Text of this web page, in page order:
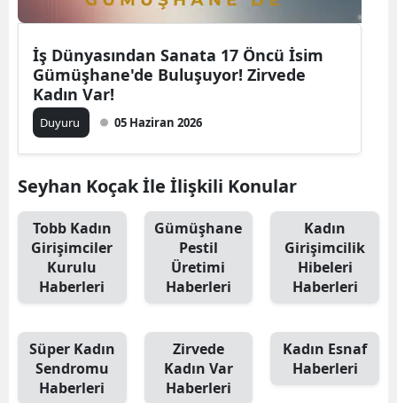
Hakkari
Hatay
Kastamonu
Kırklareli
Kırşehir
İş Dünyasından Sanata 17 Öncü İsim
Gümüşhane'de Buluşuyor! Zirvede
Kadın Var!
Duyuru 05 Haziran 2026
Seyhan Koçak İle İlişkili Konular
Tobb Kadın
Girişimciler
Kurulu
Haberleri
Gümüşhane
Pestil
Üretimi
Haberleri
Kadın
Girişimcilik
Hibeleri
Haberleri
Süper Kadın
Sendromu
Haberleri
Zirvede
Kadın Var
Haberleri
Kadın Esnaf
Haberleri